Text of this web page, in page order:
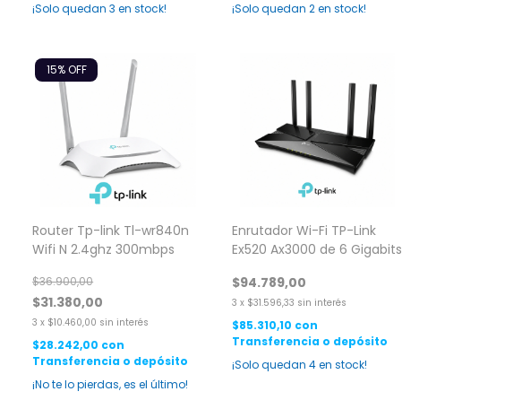
¡Solo quedan3 en stock!
¡Solo quedan 2en stock!
Router Tp-link Tl-wr840n
Wifi N 2.4ghz 300mbps
$31.380,00
$36.900,00
15% OFF
3 x $10.460,00 sin interés
$28.242,00 con
Transferencia o depósito
¡No te lo pierdas, es el último!
Enrutador Wi-Fi TP-Link
Ex520 Ax3000 de 6 Gigabits
$94.789,00
3 x $31.596,33 sin interés
$85.310,10 con
Transferencia o depósito
¡Solo quedan 4en stock!